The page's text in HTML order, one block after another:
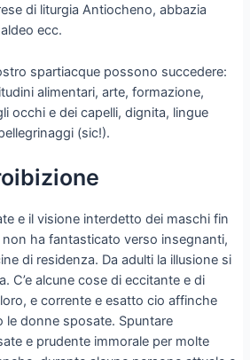
di liturgia Antiocheno, abbazia
ecc.
spartiacque possono succedere:
alimentari, arte, formazione,
occhi e dei capelli, dignita, lingue
(sic!).
e il visione interdetto dei maschi fin
ha fantasticato verso insegnanti,
di residenza. Da adulti la illusione si
C’e alcune cose di eccitante e di
e corrente e esatto cio affinche
le donne sposate. Spuntare
e prudente immorale per molte